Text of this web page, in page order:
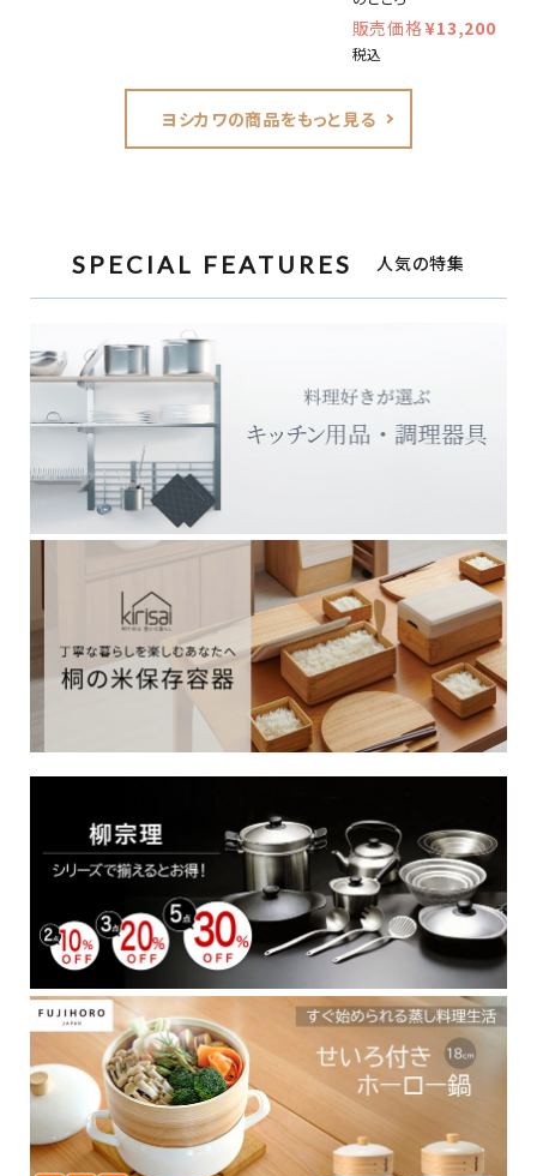
¥13,200
税込
ヨシカワの商品をもっと見る
SPECIAL FEATURES 人気の特集